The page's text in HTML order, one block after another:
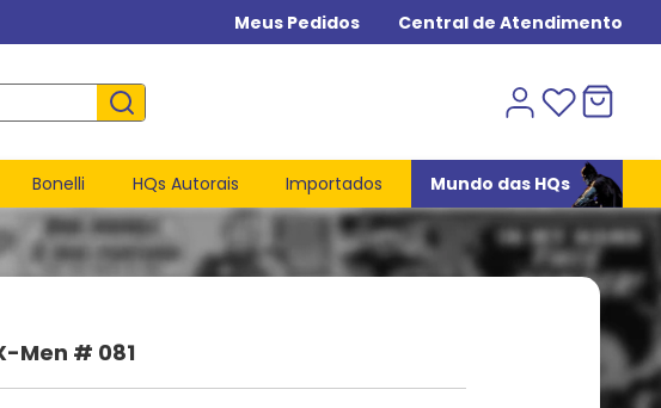
Meus Pedidos Central de Atendimento
Bonelli HQs Autorais Importados Mundo das HQs
Men # 081